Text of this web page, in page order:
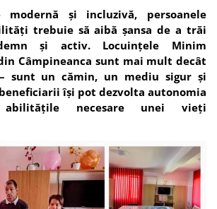
modernă și incluzivă, persoanele
trebuie să aibă șansa de a trăi
și activ. Locuințele Minim
Câmpineanca sunt mai mult decât
sunt un cămin, un mediu sigur și
își pot dezvolta autonomia
necesare unei vieți